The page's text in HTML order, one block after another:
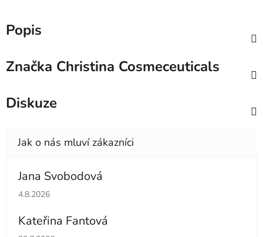
Popis
Značka Christina Cosmeceuticals
Diskuze
Jana Svobodová
Hodnocení obchodu je 5 z 5 hvězdiček.
4.8.2026
Kateřina Fantová